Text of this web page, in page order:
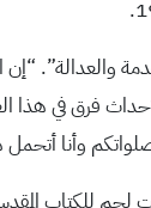
والعدالة”. “إن
فرق في هذا
وأنا